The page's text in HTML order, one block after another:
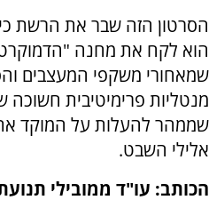
הסרטון הזה שבר את הרשת
הוא לקח את מחנה
שמאחורי משקפי המעצבים
מנטליות פרימיטיבית חשוכה
שממהר להעלות על המוקד
אלילי השבט.
הכותב: עו"ד ממובילי